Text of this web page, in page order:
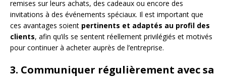
remises sur leurs achats, des cadeaux ou encore des
invitations à des événements spéciaux. Il est important que
ces avantages soient pertinents et adaptés au profil des
clients, afin qu’ils se sentent réellement privilégiés et motivés
pour continuer à acheter auprès de l’entreprise.
3. Communiquer régulièrement avec sa